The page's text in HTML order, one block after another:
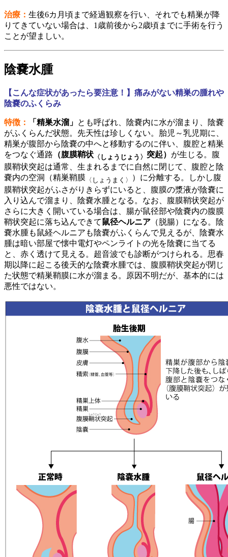
治療： 生後6カ月頃まで経過観察を行い、それでも精巣が降
りてきていない場合は、1歳前後から2歳頃までに手術を行う
ことが望ましい。
陰嚢水腫
【こんな症状があったら要注意！】痛みがない精巣の腫れや
陰嚢のふくらみ
特徴： 「精巣水溜」 とも呼ばれ、陰嚢内に水が溜まり、陰嚢
がふくらんだ状態。先天性は珍しくない。胎児～乳児期に、
精巣が腹部から陰嚢の中へと移動するのに伴い、腹腔と精巣
をつなぐ通路 （腹膜鞘状〈しょうじょう〉 突起） が生じる。腹
膜鞘状突起は通常、生まれるまでに自然に閉じて、腹腔と陰
嚢内の空洞（精巣鞘膜 〈しょうまく〉
）に分離する。しかし腹
膜鞘状突起がふさがりきらずにいると、腹膜の漿液が陰嚢に
入り込んで溜まり、陰嚢水腫となる。なお、腹膜鞘状突起が
さらに大きく開いている場合は、腸が鼠径部や陰嚢内の腹膜
鞘状突起に落ち込んできて鼠径ヘルニア （脱腸）になる。陰
嚢水腫も鼠経ヘルニアも陰嚢がふくらんで見えるが、陰嚢水
腫は暗い部屋で懐中電灯やペンライトの光を陰嚢に当てる
と、赤く透けて見える。超音波でも診断がつけられる。思春
期以降に起こる後天的な陰嚢水腫では、腹膜鞘状突起が閉じ
た状態で精巣鞘膜に水が溜まる。原因不明だが、基本的には
悪性ではない。